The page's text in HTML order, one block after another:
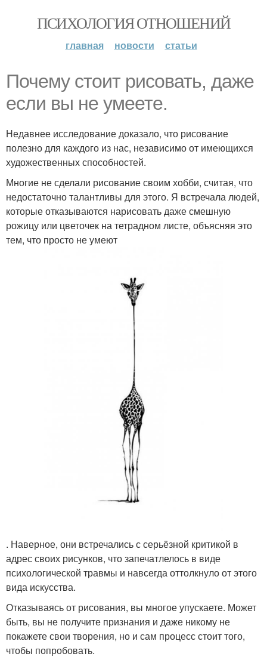
ПСИХОЛОГИЯ ОТНОШЕНИЙ
главная новости статьи
Почему стоит рисовать, даже
если вы не умеете.
Недавнее исследование доказало, что рисование
полезно для каждого из нас, независимо от имеющихся
художественных способностей.
Многие не сделали рисование своим хобби, считая, что
недостаточно талантливы для этого. Я встречала людей,
которые отказываются нарисовать даже смешную
рожицу или цветочек на тетрадном листе, объясняя это
тем, что просто не умеют
. Наверное, они встречались с серьёзной критикой в
адрес своих рисунков, что запечатлелось в виде
психологической травмы и навсегда оттолкнуло от этого
вида искусства.
Отказываясь от рисования, вы многое упускаете. Может
быть, вы не получите признания и даже никому не
покажете свои творения, но и сам процесс стоит того,
чтобы попробовать.